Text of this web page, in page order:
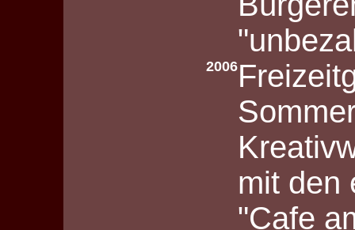
2006
mit den
"Cafe